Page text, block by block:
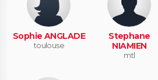
Sophie ANGLADE
toulouse
Stephane
NIAMIEN
mtl